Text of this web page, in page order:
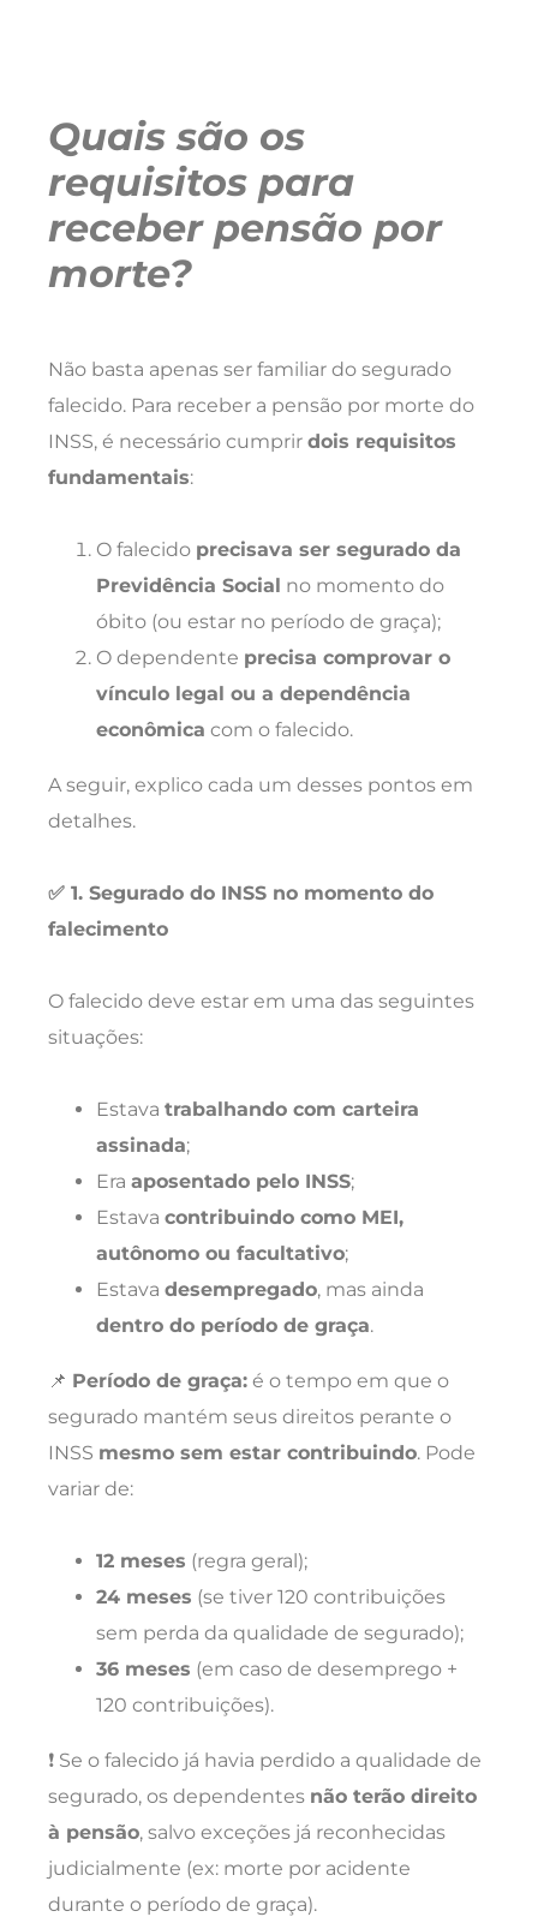
Quais são os
requisitos para
receber pensão por
morte?
Não basta apenas ser familiar do segurado
falecido. Para receber a pensão por morte do
INSS, é necessário cumprir dois requisitos
fundamentais:
O falecido precisava ser segurado da
Previdência Social no momento do
óbito (ou estar no período de graça);
O dependente precisa comprovar o
vínculo legal ou a dependência
econômica com o falecido.
A seguir, explico cada um desses pontos em
detalhes.
✅ 1. Segurado do INSS no momento do
falecimento
O falecido deve estar em uma das seguintes
situações:
Estava trabalhando com carteira
assinada;
Era aposentado pelo INSS;
Estava contribuindo como MEI,
autônomo ou facultativo;
Estava desempregado, mas ainda
dentro do período de graça.
📌 Período de graça: é o tempo em que o
segurado mantém seus direitos perante o
INSS mesmo sem estar contribuindo. Pode
variar de:
12 meses (regra geral);
24 meses (se tiver 120 contribuições
sem perda da qualidade de segurado);
36 meses (em caso de desemprego +
120 contribuições).
❗ Se o falecido já havia perdido a qualidade de
segurado, os dependentes não terão direito
à pensão, salvo exceções já reconhecidas
judicialmente (ex: morte por acidente
durante o período de graça).